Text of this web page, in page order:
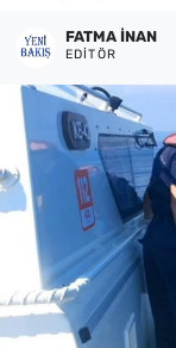
FATMA İNAN
EDITÖR